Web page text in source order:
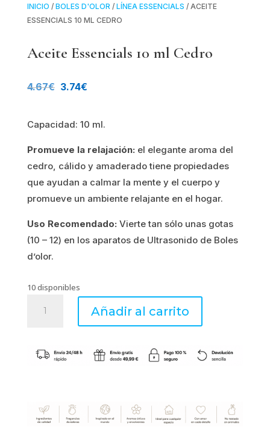
INICIO / BOLES D'OLOR/ LÍNEA ESSENCIALS / ACEITE
ESSENCIALS 10 ML CEDRO
Aceite Essencials 10 ml Cedro
4.67€ El
original
era:
4.67€.
3.74€El
actual
es:
3.74€.
Capacidad: 10 ml.
Promueve la relajación: el elegante aroma del
cedro, cálido y amaderado tiene propiedades
que ayudan a calmar la mente y el cuerpo y
promueve un ambiente relajante en el hogar.
Uso Recomendado: Vierte tan sólo unas gotas
(10 – 12) en los aparatos de Ultrasonido de Boles
d’olor.
10 disponibles
Essencials
Cedro
Añadir al carrito